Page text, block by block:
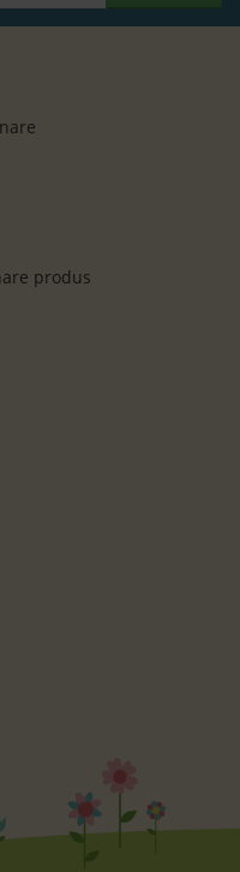
produs